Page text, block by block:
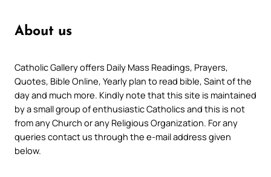
About us
Catholic Gallery offers Daily Mass Readings, Prayers,
Quotes, Bible Online, Yearly plan to read bible, Saint of the
day and much more. Kindly note that this site is maintained
by a small group of enthusiastic Catholics and this is not
from any Church or any Religious Organization. For any
queries contact us through the e-mail address given
below.